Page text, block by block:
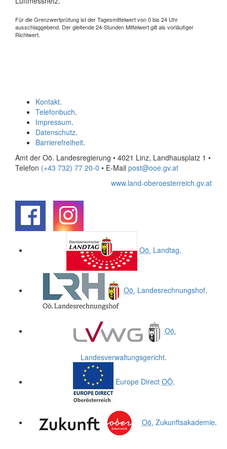
Für die Grenzwertprüfung ist der Tagesmittelwert von 0 bis 24 Uhr
ausschlaggebend. Der gleitende 24-Stunden Mittelwert gilt als vorläufiger
Richtwert.
Kontakt.
Telefonbuch.
Impressum.
Datenschutz.
Barrierefreiheit.
Amt der Oö. Landesregierung • 4021 Linz, Landhausplatz 1 •
Telefon (+43 732) 77 20-0 • E-Mail post@ooe.gv.at
www.land-oberoesterreich.gv.at
Oö. Landtag.
Oö. Landesrechnungshof.
Oö.
Landesverwaltungsgericht.
Europe Direct OÖ.
Oö. Zukunftsakademie.